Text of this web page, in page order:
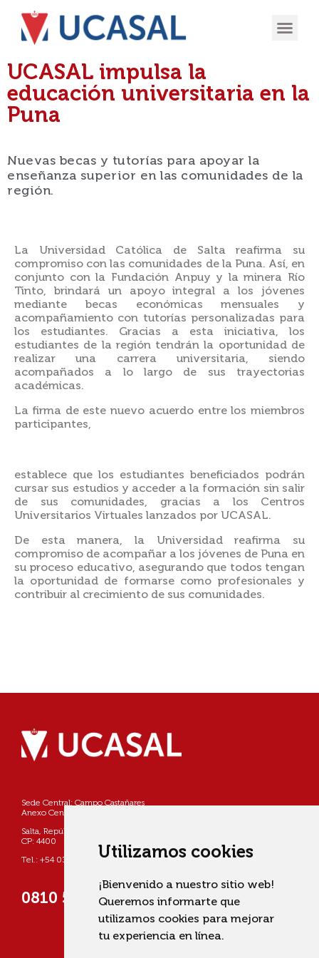
Utilizamos cookies
¡Bienvenido a nuestro sitio web!
Queremos informarte que
utilizamos cookies para mejorar
tu experiencia en línea.
UCASAL impulsa la
educación universitaria en la
Puna
Nuevas becas y tutorías para apoyar la
enseñanza superior en las comunidades de la
región.
La Universidad Católica de Salta reafirma su
compromiso con las comunidades de la Puna. Así, en
conjunto con la Fundación Anpuy y la minera Río
Tinto, brindará un apoyo integral a los jóvenes
mediante becas económicas mensuales y
acompañamiento con tutorías personalizadas para
los estudiantes. Gracias a esta iniciativa, los
estudiantes de la región tendrán la oportunidad de
realizar una carrera universitaria, siendo
acompañados a lo largo de sus trayectorias
académicas.
La firma de este nuevo acuerdo entre los miembros
participantes,
establece que los estudiantes beneficiados podrán
cursar sus estudios y acceder a la formación sin salir
de sus comunidades, gracias a los Centros
Universitarios Virtuales lanzados por UCASAL.
De esta manera, la Universidad reafirma su
compromiso de acompañar a los jóvenes de Puna en
su proceso educativo, asegurando que todos tengan
la oportunidad de formarse como profesionales y
contribuir al crecimiento de sus comunidades.
Sede Central: Campo Castañares
Anexo Centro: Pellegrini 790
Salta, República Argentina
CP: 4400
Tel.: +54 0387 4268800
0810 555 822725 (UCASAL)